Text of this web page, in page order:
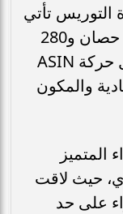
التوريس تأتي
بمحرك 1.5 GDI Turbo بقوة 163 حصان و280
نيوتن متر عزم دوران موصل بناقل حركة ASIN
والمكون
المتميز
حيث لاقت
على حد